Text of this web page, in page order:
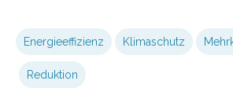
Energieeffizienz Klimaschutz
Reduktion